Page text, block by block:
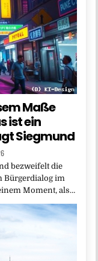
Maße
ist ein
Siegmund
bezweifelt die
Bürgerdialog im
Moment, als…